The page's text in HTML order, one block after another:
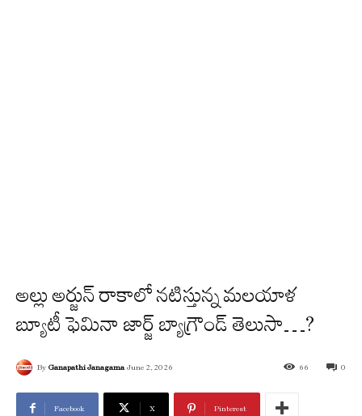
అల్లు అర్జున్ రాకాలో నటిస్తున్న మలయాళ
బ్యూటీ ఫెమినా జార్జ్ బ్యాగ్రౌండ్ తెలుసా…?
By Ganapathi Janagama June 2, 2026 0
66
Facebook X Pinterest